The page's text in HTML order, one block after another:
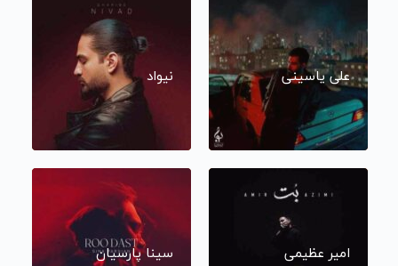
علی یاسینی نیواد
امیر عظیمی سینا پارسیان